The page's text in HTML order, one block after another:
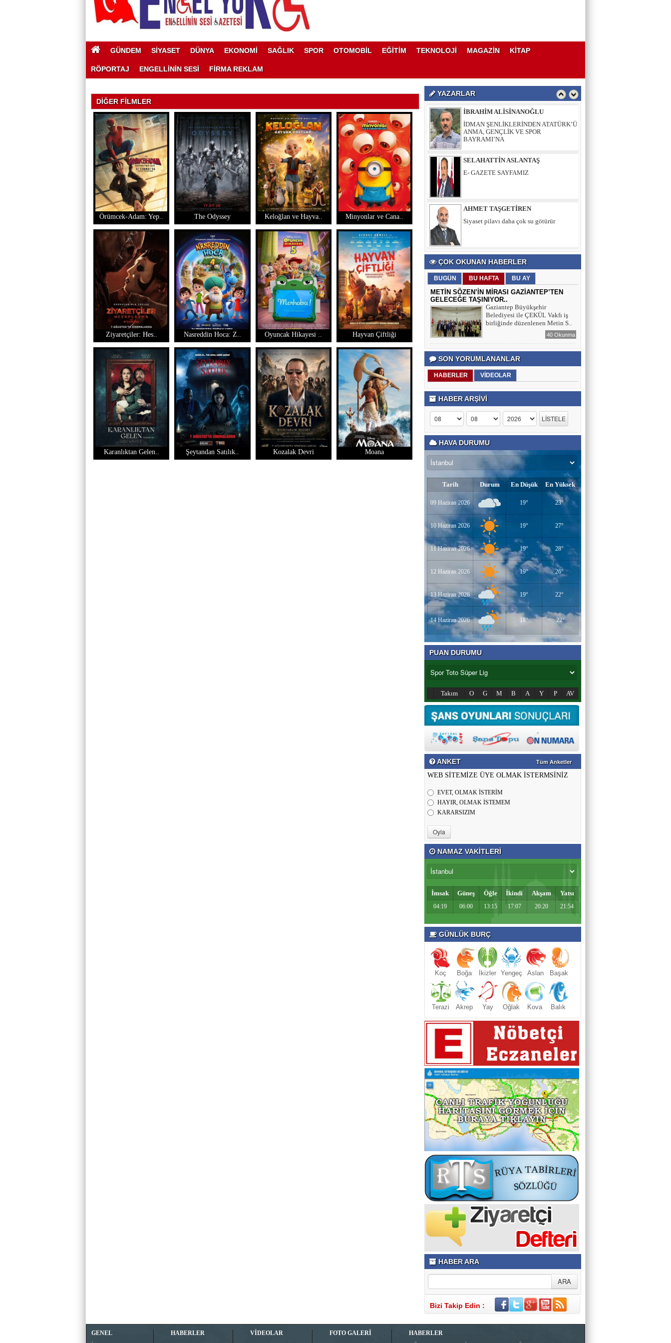
GÜNDEM SİYASET DÜNYA EKONOMİ SAĞLIK SPOR OTOMOBİL EĞİTİM TEKNOLOJİ MAGAZİN KİTAP
RÖPORTAJ ENGELLİNİN SESİ FİRMA REKLAM
DİĞER FİLMLER
Örümcek-Adam: Yep.. The Odyssey Keloğlan ve Hayva.. Minyonlar ve Cana..
Ziyaretçiler: Hes.. Nasreddin Hoca: Z.. Oyuncak Hikayesi .. Hayvan Çiftliği
Karanlıktan Gelen.. Şeytandan Satılık.. Kozalak Devri Moana
YAZARLAR
İBRAHİM ALİSİNANOĞLU
İDMAN ŞENLİKLERİNDEN ATATÜRK’Ü
ANMA, GENÇLİK VE SPOR
BAYRAMI’NA
SELAHATTİN ASLANTAŞ
E- GAZETE SAYFAMIZ
AHMET TAŞGETİREN
Siyaset pilavı daha çok su götürür
İDMAN ŞENLİKLERİNDEN ATATÜRK’Ü
ANMA, GENÇLİK VE SPOR
BAYRAMI’NA
SELAHATTİN ASLANTAŞ
E- GAZETE SAYFAMIZ
ÇOK OKUNAN HABERLER
BUGÜN BU HAFTA BU AY
METİN SÖZEN’İN MİRASI GAZİANTEP’TEN
GELECEĞE TAŞINIYOR..
Gaziantep Büyükşehir
Belediyesi ile ÇEKÜL Vakfı iş
birliğinde düzenlenen Metin S..
40 Okunma
SON YORUMLANANLAR
HABERLER VİDEOLAR
HABER ARŞİVİ
HAVA DURUMU
Tarih Durum En Düşük En Yüksek
09 Haziran 2026 19° 23°
10 Haziran 2026 19° 27°
11 Haziran 2026 19° 28°
12 Haziran 2026 19° 26°
13 Haziran 2026 19° 22°
14 Haziran 2026 18° 22°
PUAN DURUMU
Takım O G M B A Y P AV
ANKET Tüm Anketler
WEB SİTEMİZE ÜYE OLMAK İSTERMSİNİZ
EVET, OLMAK İSTERİM
HAYIR, OLMAK İSTEMEM
KARARSIZIM
NAMAZ VAKİTLERİ
İmsak Güneş Öğle İkindi Akşam Yatsı
04:19 06:00 13:15 17:07 20:20 21:54
GÜNLÜK BURÇ
Koç Boğa İkizler Yengeç Aslan Başak
Terazi Akrep Yay Oğlak Kova Balık
HABER ARA
Bizi Takip Edin :
GENEL
HABERLER
VİDEOLAR
FOTO GALERİ
HABERLER